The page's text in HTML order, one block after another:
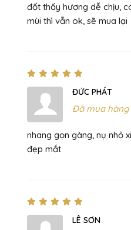
đốt thấy hương dễ chịu,
mùi thì vẫn ok, sẽ mua lại
ĐỨC PHÁT
Đã mua hàng
nhang gọn gàng, nụ nhỏ
đẹp mắt
LÊ SƠN